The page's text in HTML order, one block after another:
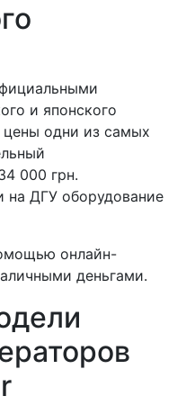
и японского
цены одни из самых
000 грн.
на ДГУ оборудование
онлайн-
деньгами.